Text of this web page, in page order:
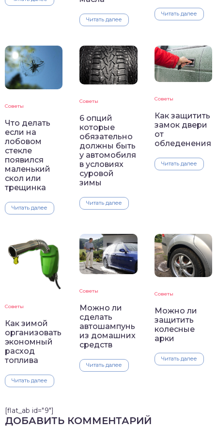
Читать далее
Читать далее
Советы
Что делать
если на
лобовом
стекле
появился
маленький
скол или
трещинка
Читать далее
Советы
6 опций
которые
обязательно
должны быть
у автомобиля
в условиях
суровой
зимы
Читать далее
Советы
Как защитить
замок двери
от
обледенения
Читать далее
Советы
Как зимой
организовать
экономный
расход
топлива
Читать далее
Советы
Можно ли
сделать
автошампунь
из домашних
средств
Читать далее
Советы
Можно ли
защитить
колесные
арки
Читать далее
[flat_ab id="9"]
ДОБАВИТЬ КОММЕНТАРИЙ